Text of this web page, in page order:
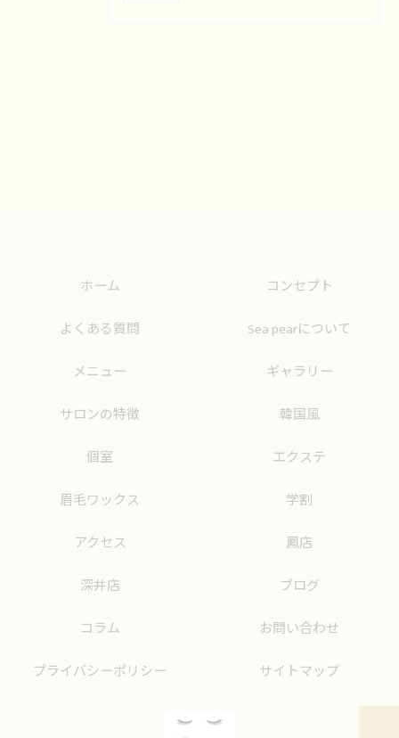
ホーム
コンセプト
よくある質問
Sea pearについて
メニュー
ギャラリー
サロンの特徴
韓国風
個室
エクステ
眉毛ワックス
学割
アクセス
鳳店
深井店
ブログ
コラム
お問い合わせ
プライバシーポリシー
サイトマップ